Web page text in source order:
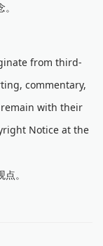
from third-
commentary,
with their
Notice at the
。